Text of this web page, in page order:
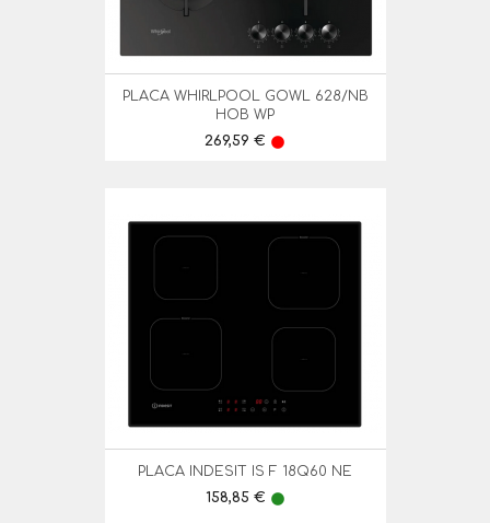
PLACA WHIRLPOOL GOWL 628/NB
HOB WP
Preço
269,59 € lens
PLACA INDESIT IS F 18Q60 NE
Preço
158,85 € lens